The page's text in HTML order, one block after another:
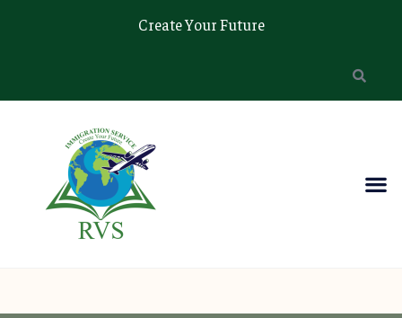
Create Your Future